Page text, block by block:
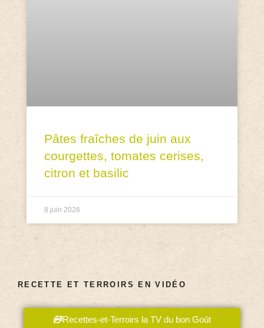
Pâtes fraîches de juin aux
courgettes, tomates cerises,
citron et basilic
8 juin 2026
RECETTE ET TERROIRS EN VIDÉO
Recettes-et-Terroirs la TV du bon Goût